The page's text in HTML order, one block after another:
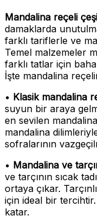
Mandalina reçeli
damaklarda
farklı tariflerle ve
Temel malzemeler
farklı tatlar için
İşte mandalina
• Klasik mandalina
suyun bir araya
en sevilen
mandalina
sofralarının
• Mandalina ve
ve tarçının sıcak
ortaya çıkar.
için ideal bir tercihtir.
katar.